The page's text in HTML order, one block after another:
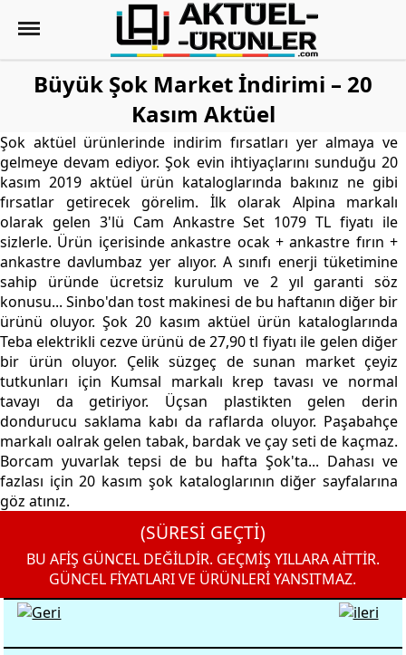
Büyük Şok Market İndirimi – 20
Kasım Aktüel
Şok aktüel ürünlerinde indirim fırsatları yer almaya ve
gelmeye devam ediyor. Şok evin ihtiyaçlarını sunduğu 20
kasım 2019 aktüel ürün kataloglarında bakınız ne gibi
fırsatlar getirecek görelim. İlk olarak Alpina markalı
olarak gelen 3'lü Cam Ankastre Set 1079 TL fiyatı ile
sizlerle. Ürün içerisinde ankastre ocak + ankastre fırın +
ankastre davlumbaz yer alıyor. A sınıfı enerji tüketimine
sahip üründe ücretsiz kurulum ve 2 yıl garanti söz
konusu... Sinbo'dan tost makinesi de bu haftanın diğer bir
ürünü oluyor. Şok 20 kasım aktüel ürün kataloglarında
Teba elektrikli cezve ürünü de 27,90 tl fiyatı ile gelen diğer
bir ürün oluyor. Çelik süzgeç de sunan market çeyiz
tutkunları için Kumsal markalı krep tavası ve normal
tavayı da getiriyor. Üçsan plastikten gelen derin
dondurucu saklama kabı da raflarda oluyor. Paşabahçe
markalı oalrak gelen tabak, bardak ve çay seti de kaçmaz.
Borcam yuvarlak tepsi de bu hafta Şok'ta... Dahası ve
fazlası için 20 kasım şok kataloglarının diğer sayfalarına
göz atınız.
(SÜRESİ GEÇTİ)
BU AFİŞ GÜNCEL DEĞİLDİR. GEÇMİŞ YILLARA AİTTİR.
GÜNCEL FİYATLARI VE ÜRÜNLERİ YANSITMAZ.